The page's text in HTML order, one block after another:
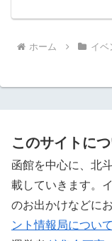
ホーム イベ
このサイトに
函館を中心に、北
載していきます。
のお出かけなどに
ント情報局について